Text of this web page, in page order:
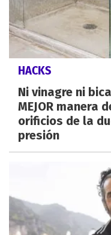
HACKS
Ni vinagre ni
MEJOR manera
orificios de la
presión